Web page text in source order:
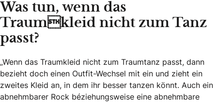
Was tun, wenn das
Traumkleid nicht zum Tanz
passt?
„Wenn das Traumkleid nicht zum Traumtanz passt, dann
bezieht doch einen Outfit-Wechsel mit ein und zieht ein
zweites Kleid an, in dem ihr besser tanzen könnt. Auch ein
abnehmbarer Rock beziehungsweise eine abnehmbare